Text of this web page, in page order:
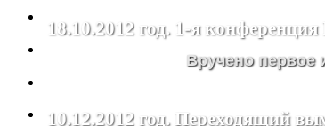
18.10.2012 год. 1-я
Вручено
10.12.2012 год. Переходящий